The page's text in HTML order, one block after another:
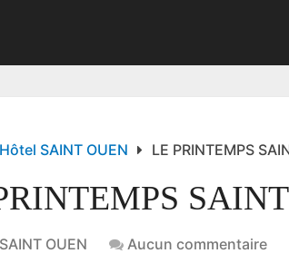
Hôtel SAINT OUEN LE PRINTEMPS
OUEN Aucun commentaire